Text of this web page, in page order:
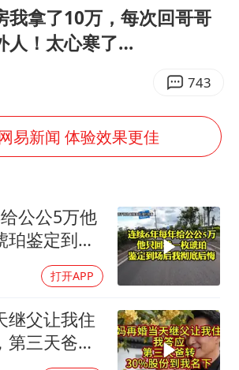
伯克希尔净买入约200亿美元股票
上交绝杀清华 姚明笑出表情包
以军士兵把枪口对准中国记者
谢霆锋演唱会隔空祝王菲生日快乐
构建更高水平的全民健身公共服务体系
我拿了10万，每次回哥哥
人！太心寒了…
743
易新闻 体验效果更佳
公公5万他
珀鉴定到场
打开APP
继父让我住
第三天爸转